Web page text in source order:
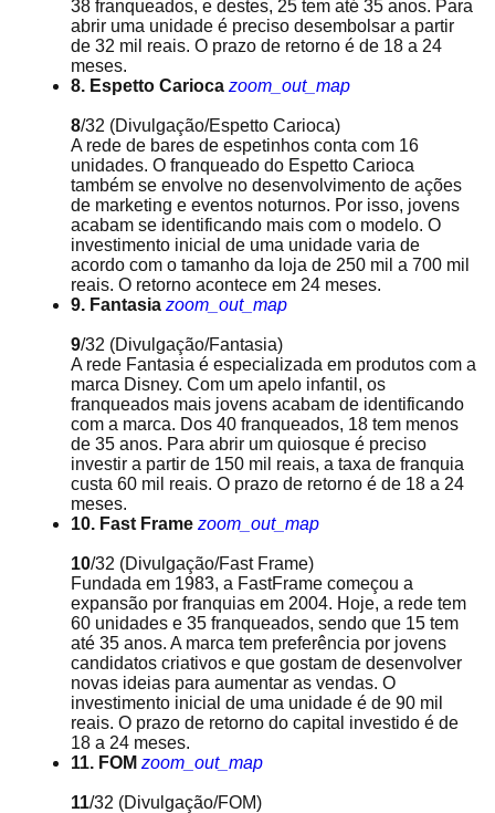
38 franqueados, e destes, 25 tem até 35 anos. Para
abrir uma unidade é preciso desembolsar a partir
de 32 mil reais. O prazo de retorno é de 18 a 24
meses.
8. Espetto Carioca zoom_out_map
8/32 (Divulgação/Espetto Carioca)
A rede de bares de espetinhos conta com 16
unidades. O franqueado do Espetto Carioca
também se envolve no desenvolvimento de ações
de marketing e eventos noturnos. Por isso, jovens
acabam se identificando mais com o modelo. O
investimento inicial de uma unidade varia de
acordo com o tamanho da loja de 250 mil a 700 mil
reais. O retorno acontece em 24 meses.
9. Fantasia zoom_out_map
9/32 (Divulgação/Fantasia)
A rede Fantasia é especializada em produtos com a
marca Disney. Com um apelo infantil, os
franqueados mais jovens acabam de identificando
com a marca. Dos 40 franqueados, 18 tem menos
de 35 anos. Para abrir um quiosque é preciso
investir a partir de 150 mil reais, a taxa de franquia
custa 60 mil reais. O prazo de retorno é de 18 a 24
meses.
10. Fast Frame zoom_out_map
10/32 (Divulgação/Fast Frame)
Fundada em 1983, a FastFrame começou a
expansão por franquias em 2004. Hoje, a rede tem
60 unidades e 35 franqueados, sendo que 15 tem
até 35 anos. A marca tem preferência por jovens
candidatos criativos e que gostam de desenvolver
novas ideias para aumentar as vendas. O
investimento inicial de uma unidade é de 90 mil
reais. O prazo de retorno do capital investido é de
18 a 24 meses.
11. FOM zoom_out_map
11/32 (Divulgação/FOM)